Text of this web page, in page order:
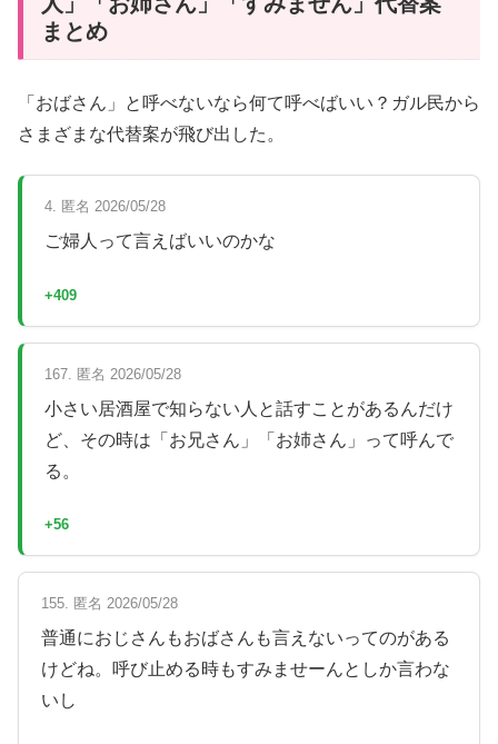
まとめ
「おばさん」と呼べないなら何て呼べばいい？ガル民から
さまざまな代替案が飛び出した。
4. 匿名 2026/05/28
ご婦人って言えばいいのかな
+409
167. 匿名 2026/05/28
小さい居酒屋で知らない人と話すことがあるんだけ
ど、その時は「お兄さん」「お姉さん」って呼んで
る。
+56
155. 匿名 2026/05/28
普通におじさんもおばさんも言えないってのがある
けどね。呼び止める時もすみませーんとしか言わな
いし